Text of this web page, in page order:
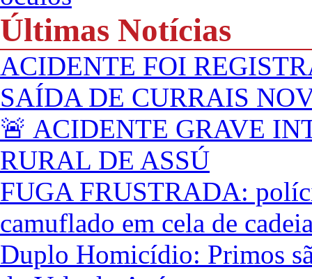
Últimas Notícias
ACIDENTE FOI
SAÍDA DE CURRAIS
🚨 ACIDENTE GRAVE
RURAL DE ASSÚ
FUGA FRUSTRADA:
camuflado em cela de
Duplo Homicídio: Primos